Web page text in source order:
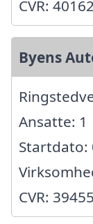
CVR:
Byens
Ansatte: 1
Startdato:
CVR: